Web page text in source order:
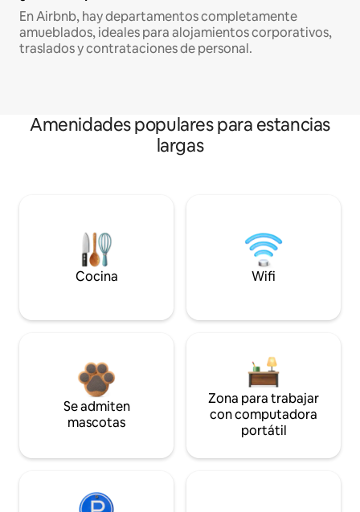
En Airbnb, hay departamentos completamente
amueblados, ideales para alojamientos corporativos,
traslados y contrataciones de personal.
Amenidades populares para estancias
largas
Cocina Wifi
Se admiten
mascotas
Zona para trabajar
con computadora
portátil